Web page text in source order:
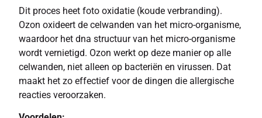
Dit proces heet foto oxidatie (koude verbranding).
Ozon oxideert de celwanden van het micro-organisme,
waardoor het dna structuur van het micro-organisme
wordt vernietigd. Ozon werkt op deze manier op alle
celwanden, niet alleen op bacteriën en virussen. Dat
maakt het zo effectief voor de dingen die allergische
reacties veroorzaken.